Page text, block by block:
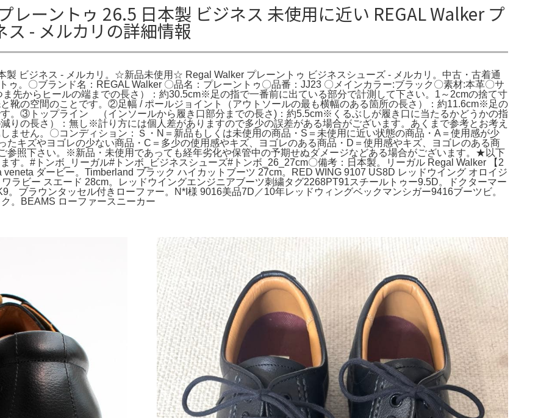
レーントゥ 26.5 日本製 ビジネス 未使用に近い REGAL Walker プ
ス - メルカリの詳細情報
製 ビジネス - メルカリ。☆新品未使用☆ Regal Walker プレーントゥ ビジネスシューズ - メルカリ。中古・古着通
ゥ。〇ブランド名：REGAL Walker 〇品名：プレーントゥ〇品番：JJ23 〇メインカラー:ブラック〇素材:本革〇サ
先からヒールの端までの長さ）：約30.5cm※足の指で一番前に出ている部分で計測して下さい。1～2cmの捨て寸
靴の空間のことです。②足幅 / ポールジョイント（アウトソールの最も横幅のある箇所の長さ）：約11.6cm※足の
。③トップライン （インソールから履き口部分までの長さ)：約5.5cm※くるぶしが履き口に当たるかどうかの指
の長さ）：無し※計り方には個人差がありますので多少の誤差がある場合がございます。あくまで参考とお考え
ん。〇コンディション：Ｓ・N＝新品もしくは未使用の商品・S＝未使用に近い状態の商品・A＝使用感が少
たキズやヨゴレの少ない商品・C＝多少の使用感やキズ、ヨゴレのある商品・D＝使用感やキズ、ヨゴレのある商
照下さい。※新品・未使用であっても経年劣化や保管中の予期せぬダメージなどある場合がございます。★以下
す。#トンボ_リーガル#トンボ_ビジネスシューズ#トンボ_26_27cm〇備考：日本製。リーガル Regal Walker 【2
ダービー。Timberland ブラック ハイカットブーツ 27cm。RED WING 9107 US8D レッドウイング オロイジ
ラビー スエード 28cm。レッドウイングエンジニアブーツ刺繍タグ2268PT91スチールトゥー9.5D。ドクターマー
。ブラウンタッセル付きローファー。N*I様 9016美品7D／10年レッドウィングベックマンシガー9416ブーツビ。
。BEAMS ローファースニーカー